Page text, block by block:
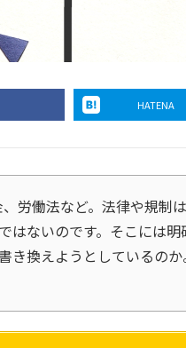
HATENA
労働法など。法律や規制
はないのです。そこには明
き換えようとしているの